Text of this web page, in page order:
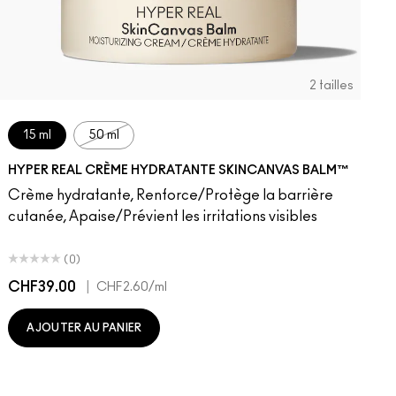
2 tailles
15 ml 50 ml
HYPER REAL CRÈME HYDRATANTE SKINCANVAS BALM™
Crème hydratante, Renforce/Protège la barrière
cutanée, Apaise/Prévient les irritations visibles
(0)
CHF39.00 CHF2.60/ml
AJOUTER AU PANIER